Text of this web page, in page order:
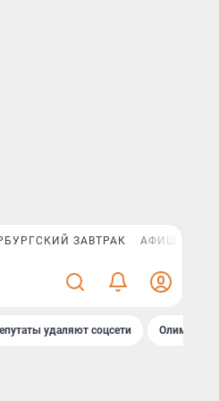
ЗАВТРАК АФИША PLUS
удаляют соцсети